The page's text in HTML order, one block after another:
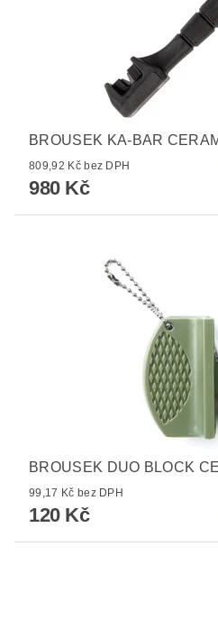
BROUSEK KA-BAR
809,92 Kč bez DPH
980 Kč
BROUSEK DUO BLOCK
99,17 Kč bez DPH
120 Kč